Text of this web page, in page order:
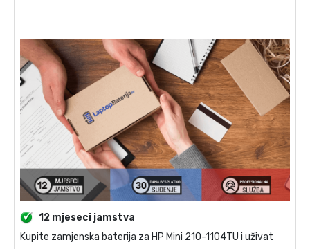
12 mjeseci jamstva
Kupite zamjenska baterija za HP Mini 210-1104TU i uživat